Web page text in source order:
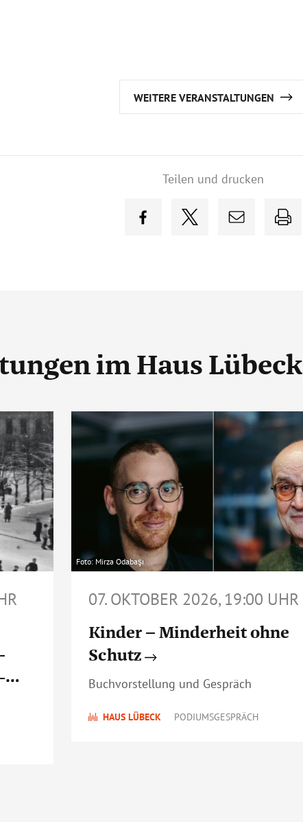
WEITERE VERANSTALTUNGEN
Teilen und drucken
im Haus Lübeck
Foto: Mirza Odabaşı
07. OKTOBER 2026, 19:00 UHR
Kinder – Minderheit ohne
Schutz
Buchvorstellung und Gespräch
HAUS LÜBECK PODIUMSGESPRÄCH